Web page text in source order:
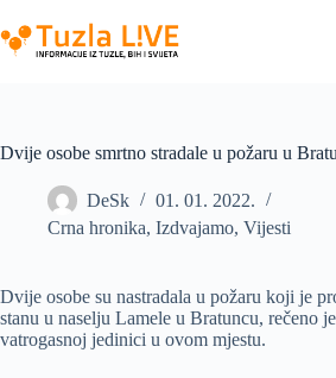
to
content
Dvije osobe smrtno stradale u požaru u
DeSk
01. 01. 2022.
Crna hronika, Izdvajamo, Vijesti
Dvije osobe su nastradala u požaru koji je
stanu u naselju Lamele u Bratuncu, rečeno
vatrogasnoj jedinici u ovom mjestu.